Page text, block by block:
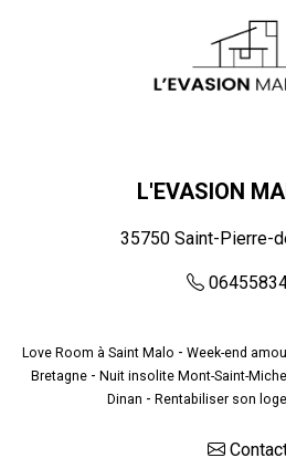
L'EVASION
35750 Saint-Pierre-
Love Room à Saint Malo - Week-end
Bretagne- Nuit insolite Mont-Saint-Michel
Dinan - Rentabiliser son